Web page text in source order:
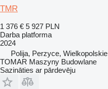
TMR
1 376 € 5 927 PLN
Darba platforma
2024
Polija, Perzyce, Wielkopolskie
TOMAR Maszyny Budowlane
Sazināties ar pārdevēju